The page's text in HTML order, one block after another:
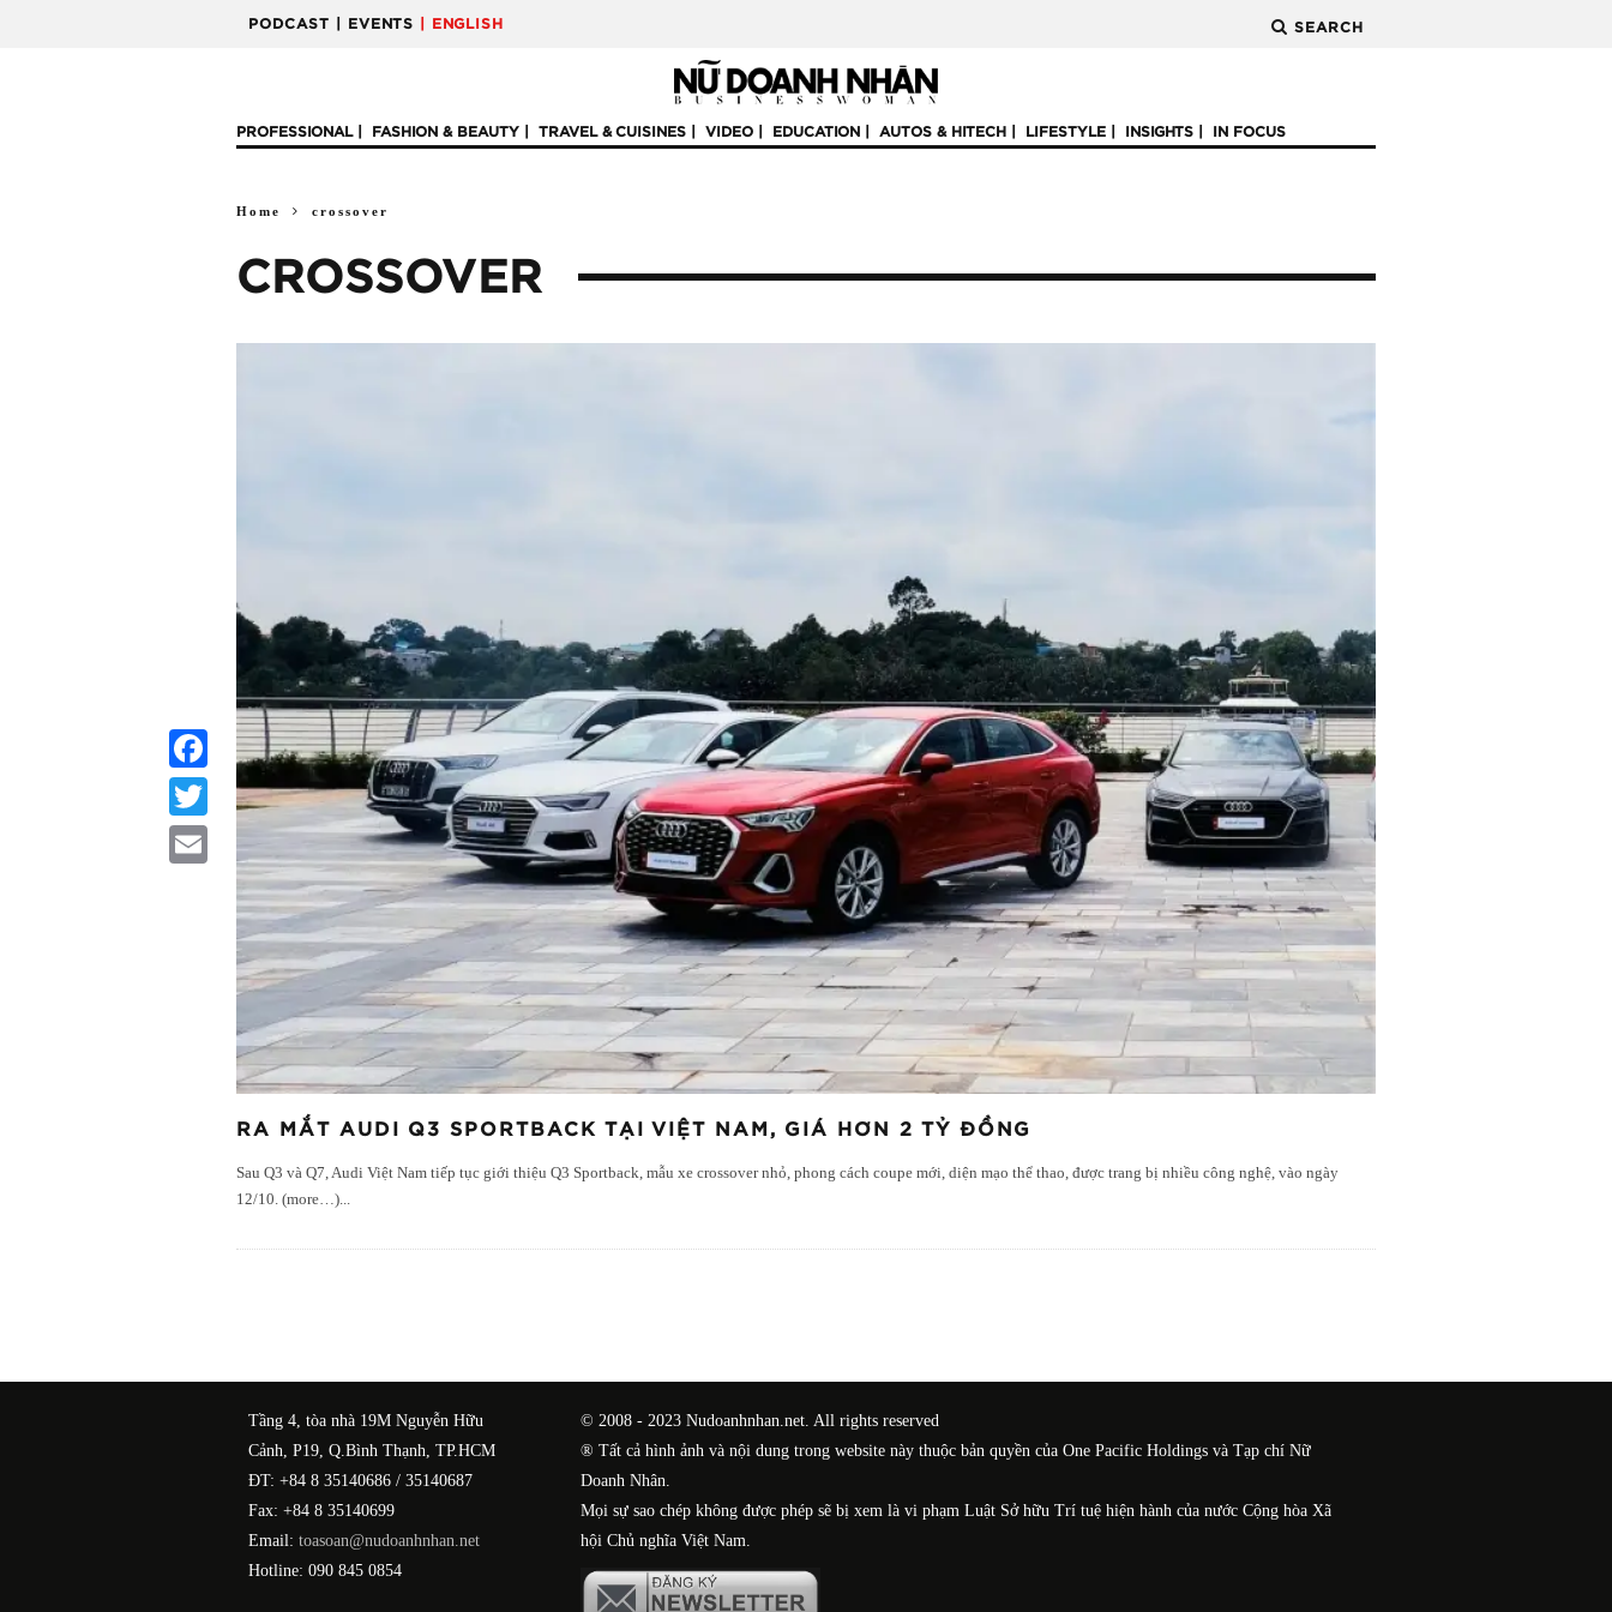
PODCAST | EVENTS | ENGLISH SEARCH
PROFESSIONAL FASHION & BEAUTY TRAVEL & CUISINES VIDEO EDUCATION AUTOS & HITECH LIFESTYLE INSIGHTS IN FOCUS
Home crossover
CROSSOVER
RA MẮT AUDI Q3 SPORTBACK TẠI VIỆT NAM, GIÁ HƠN 2 TỶ ĐỒNG
Sau Q3 và Q7, Audi Việt Nam tiếp tục giới thiệu Q3 Sportback, mẫu xe crossover nhỏ, phong cách coupe mới, diện mạo thể thao, được trang bị nhiều công nghệ, vào ngày
12/10. (more…)...
Facebook
Twitter
Tầng 4, tòa nhà 19M Nguyễn Hữu
Cảnh, P19, Q.Bình Thạnh, TP.HCM
ĐT: +84 8 35140686 / 35140687
Fax: +84 8 35140699
Email: toasoan@nudoanhnhan.net
Hotline: 090 845 0854
© 2008 - 2023 Nudoanhnhan.net. All rights reserved
® Tất cả hình ảnh và nội dung trong website này thuộc bản quyền của One Pacific Holdings và Tạp chí Nữ
Doanh Nhân.
Mọi sự sao chép không được phép sẽ bị xem là vi phạm Luật Sở hữu Trí tuệ hiện hành của nước Cộng hòa Xã
hội Chủ nghĩa Việt Nam.